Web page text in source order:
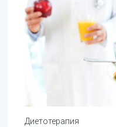
Диетотерапия